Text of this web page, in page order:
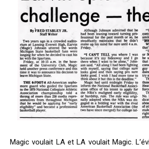
Magic voulait LA et LA voulait Magic.